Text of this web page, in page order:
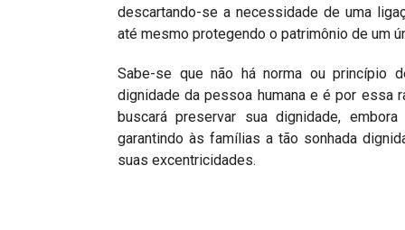
descartando-se a necessidade de uma
até mesmo protegendo o patrimônio de um
Sabe-se que não há norma ou princípio
dignidade da pessoa humana e é por
buscará preservar sua dignidade,
garantindo às famílias a tão sonhada
suas excentricidades.